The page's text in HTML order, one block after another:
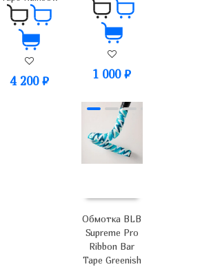
4 200 ₽ 1 000₽
Обмотка BLB
Supreme Pro
Ribbon Bar
Tape Greenish